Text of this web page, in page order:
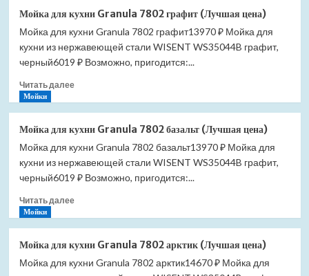
для
кухни
Granula
6002
(Лучшая
Мойка для кухни Granula 7802 графит (Лучшая цена)
Мойка для кухни Granula 7802 графит13970 ₽ Мойка для
кухни из нержавеющей стали WISENT WS35044B графит,
черный6019 ₽ Возможно, пригодится:...
Читать далееПрочитать
для
кухни
Granula
7802
(Лучшая
Мойки
Мойка для кухни Granula 7802 базальт (Лучшая цена)
Мойка для кухни Granula 7802 базальт13970 ₽ Мойка для
кухни из нержавеющей стали WISENT WS35044B графит,
черный6019 ₽ Возможно, пригодится:...
Читать далееПрочитать
для
кухни
Мойки
Мойка для кухни Granula 7802 арктик (Лучшая цена)
Мойка для кухни Granula 7802 арктик14670 ₽ Мойка для